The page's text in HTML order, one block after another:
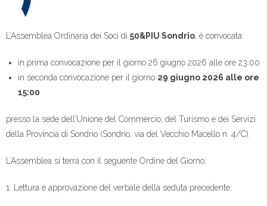
L’Assemblea Ordinaria dei Soci di 50&PIU Sondrio , è convocata:
in prima convocazione per il giorno 26 giugno 2026 alle ore 23:00
in seconda convocazione per il giorno 29 giugno 2026 alle ore
15:00
presso la sede dell’Unione del Commercio, del Turismo e dei Servizi
della Provincia di Sondrio (Sondrio, via del Vecchio Macello n. 4/C).
L’Assemblea si terrà con il seguente Ordine del Giorno:
1. Lettura e approvazione del verbale della seduta precedente;